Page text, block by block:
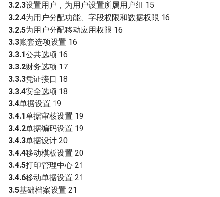
3.2.3设置用户，为用户设置所属用户组 15
3.2.4为用户分配功能、字段权限和数据权限 16
3.2.5为用户分配移动应用权限 16
3.3账套选项设置 16
3.3.1公共选项 16
3.3.2财务选项 17
3.3.3凭证接口 18
3.3.4安全选项 18
3.4单据设置 19
3.4.1单据审核设置 19
3.4.2单据编码设置 19
3.4.3单据设计 20
3.4.4移动模板设置 20
3.4.5打印管理中心 21
3.4.6移动单据设置 21
3.5基础档案设置 21